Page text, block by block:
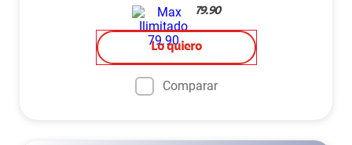
79.90
Lo quiero
Comparar